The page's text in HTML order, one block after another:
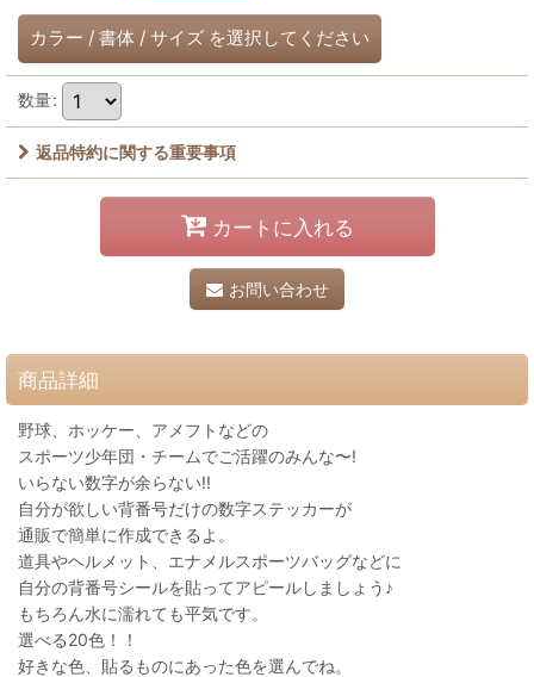
カラー / 書体 / サイズ を選択してください
数量:
返品特約に関する重要事項
カートに入れる
お問い合わせ
商品詳細
野球、ホッケー、アメフトなどの
スポーツ少年団・チームでご活躍のみんな〜!
いらない数字が余らない!!
自分が欲しい背番号だけの数字ステッカーが
通販で簡単に作成できるよ。
道具やヘルメット、エナメルスポーツバッグなどに
自分の背番号シールを貼ってアピールしましょう♪
もちろん水に濡れても平気です。
選べる20色！！
好きな色、貼るものにあった色を選んでね。